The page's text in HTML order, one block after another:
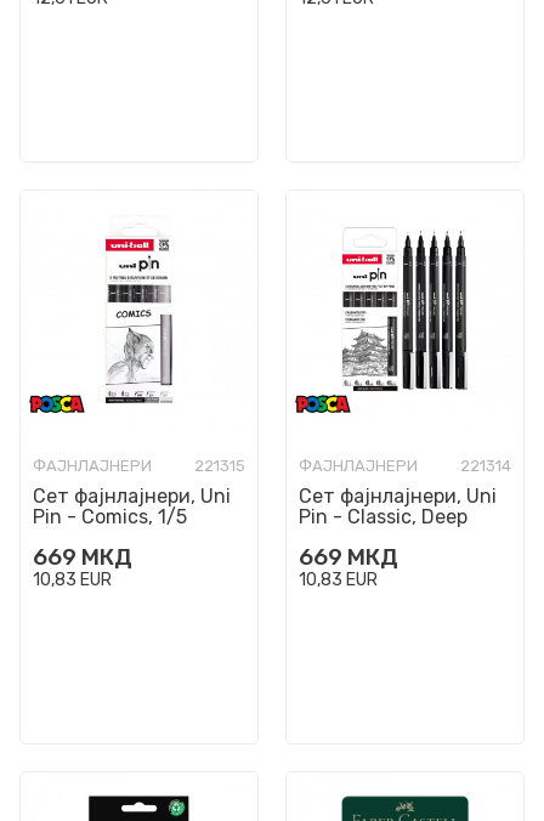
ФАЈНЛАЈНЕРИ 221315
Сет фајнлајнери, Uni
Pin - Comics, 1/5
669 МКД
10,83 EUR
ФАЈНЛАЈНЕРИ 221314
Сет фајнлајнери, Uni
Pin - Classic, Deep
669 МКД
10,83 EUR